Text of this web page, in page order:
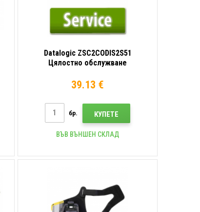
Datalogic ZSC2CODIS2S51
Цялостно обслужване
39.13 €
бр. КУПЕТЕ
ВЪВ ВЪНШЕН СКЛАД